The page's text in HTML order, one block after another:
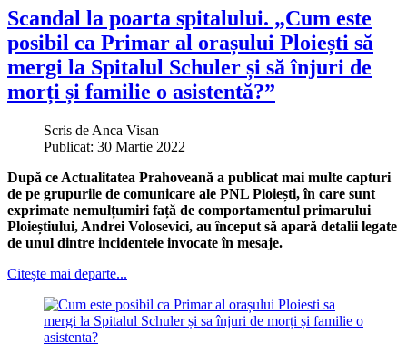
Scandal la poarta spitalului. „Cum este
posibil ca Primar al orașului Ploiești să
mergi la Spitalul Schuler și să înjuri de
morți și familie o asistentă?”
Scris de Anca Visan
Publicat: 30 Martie 2022
După ce Actualitatea Prahoveană a publicat mai multe capturi
de pe grupurile de comunicare ale PNL Ploiești, în care sunt
exprimate nemulțumiri față de comportamentul primarului
Ploieștiului, Andrei Volosevici, au început să apară detalii legate
de unul dintre incidentele invocate în mesaje.
Citește mai departe...